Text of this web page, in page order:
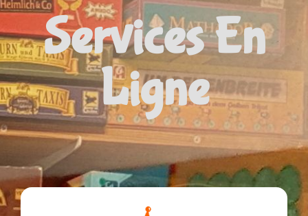
Services En
Ligne